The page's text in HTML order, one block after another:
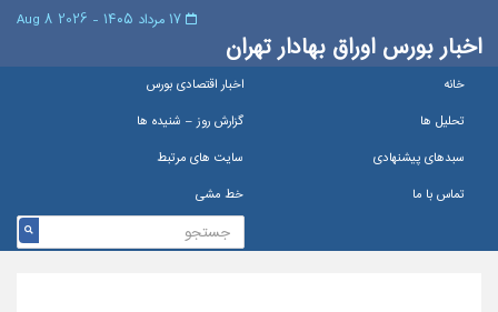
اخبار بورس اوراق بهادار تهران
خانه
اخبار اقتصادی بورس
تحلیل ها
گزارش روز – شنيده ها
سبدهای پیشنهادی
سایت های مرتبط
تماس با ما
خط مشی